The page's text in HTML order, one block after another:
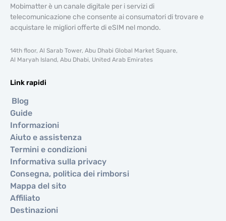
Mobimatter è un canale digitale per i servizi di
telecomunicazione che consente ai consumatori di trovare e
acquistare le migliori offerte di eSIM nel mondo.
14th floor, Al Sarab Tower, Abu Dhabi Global Market Square,
Al Maryah Island, Abu Dhabi, United Arab Emirates
Link rapidi
Blog
Guide
Informazioni
Aiuto e assistenza
Termini e condizioni
Informativa sulla privacy
Consegna, politica dei rimborsi
Mappa del sito
Affiliato
Destinazioni